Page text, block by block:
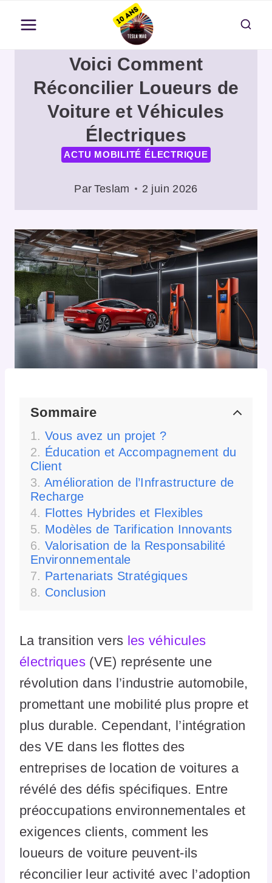
contenu
Voici Comment
Réconcilier Loueurs de
Voiture et Véhicules
Électriques
ACTU MOBILITÉ ÉLECTRIQUE
Par Teslam 2 juin 2026
Sommaire
Vous avez un projet ?
Éducation et Accompagnement du
Client
Amélioration de l’Infrastructure de
Recharge
Flottes Hybrides et Flexibles
Modèles de Tarification Innovants
Valorisation de la Responsabilité
Environnementale
Partenariats Stratégiques
Conclusion
La transition vers les véhicules
électriques(VE) représente une
révolution dans l’industrie automobile,
promettant une mobilité plus propre et
plus durable. Cependant, l’intégration
des VE dans les flottes des
entreprises de location de voitures a
révélé des défis spécifiques. Entre
préoccupations environnementales et
exigences clients, comment les
loueurs de voiture peuvent-ils
réconcilier leur activité avec l’adoption